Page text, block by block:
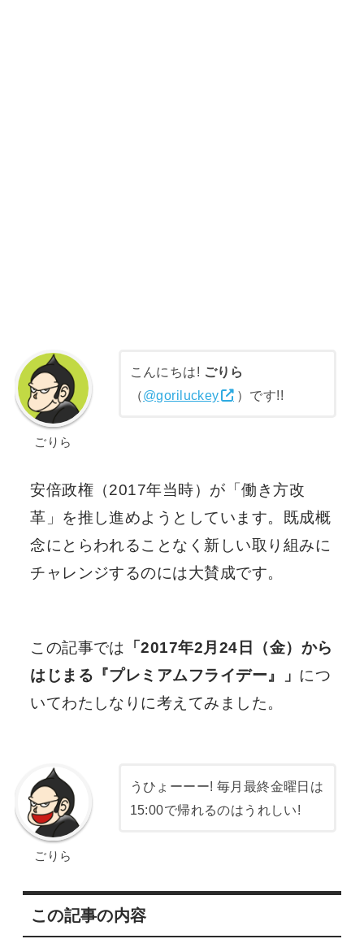
ごりら
こんにちは! ごりら
（@goriluckey ）です!!
安倍政権（2017年当時）が「働き方改
革」を推し進めようとしています。既成概
念にとらわれることなく新しい取り組みに
チャレンジするのには大賛成です。
この記事では 「2017年2月24日（金）から
はじまる『プレミアムフライデー』」 につ
いてわたしなりに考えてみました。
ごりら
うひょーーー! 毎月最終金曜日は
15:00で帰れるのはうれしい!
この記事の内容